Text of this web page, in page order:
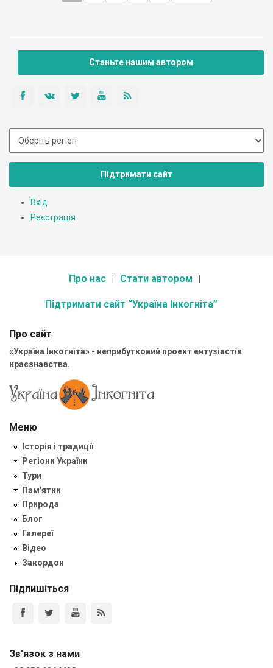
Станьте нашим автором
Підтримати сайт
Вхід
Реєстрація
Про нас Стати автором
Підтримати сайт “Україна Інкогніта”
Про сайт
«Україна Інкогніта» - неприбутковий проект ентузіастів
краєзнавства.
Меню
Історія і традиції
Регіони України
Тури
Пам'ятки
Природа
Блог
Галереї
Відео
Закордон
Підпишіться
Зв'язок з нами